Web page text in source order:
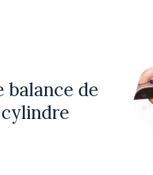
balance de